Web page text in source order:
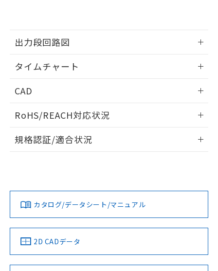
出力段回路図
タイムチャート
CAD
ドすることができます。
ログイン/会員登録
ダウンロードデータをご利用いただく前に、以下を必ずお読
みください。
ソフトウェアの使用条件
RoHS/REACH対応状況
EU RoHS 注意事項・凡例
対応済み
中国 RoHS 注意事項・凡例
規格認証/適合状況
LR型式承認
（イギリス
船舶規格）
DNV型式承認
（ノルウェー
BV型式承認
（フランス
KR型式
（韓国
No No No No
カタログ/データシート/マニュアル
2D CADデータ
指します。
るもので、過去に遡って非含有を証明する
ものではありません。
また、RoHS指令のフタル酸エステル類４
荷製品に未対応品が混在することから備考
欄に対応日を記載しておりました。
り、2022年1月12日より割愛しておりま
す。